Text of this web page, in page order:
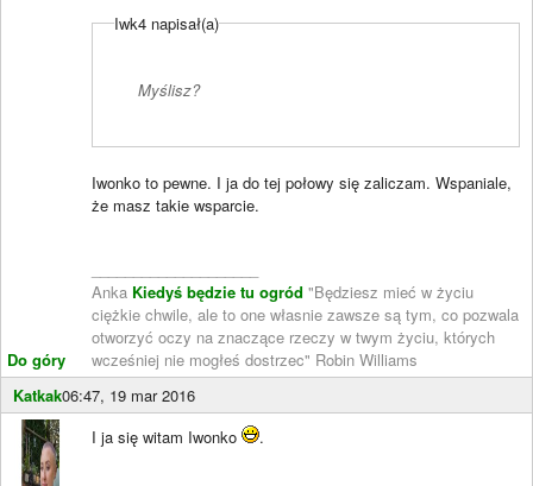
Do góry
Iwk4 napisał(a)
Myślisz?
Iwonko to pewne. I ja do tej połowy się zaliczam. Wspaniale,
że masz takie wsparcie.
Anka Kiedyś będzie tu ogród "Będziesz mieć w życiu
ciężkie chwile, ale to one własnie zawsze są tym, co pozwala
otworzyć oczy na znaczące rzeczy w twym życiu, których
wcześniej nie mogłeś dostrzec" Robin Williams
Katkak06:47, 19 mar 2016
I ja się witam Iwonko .